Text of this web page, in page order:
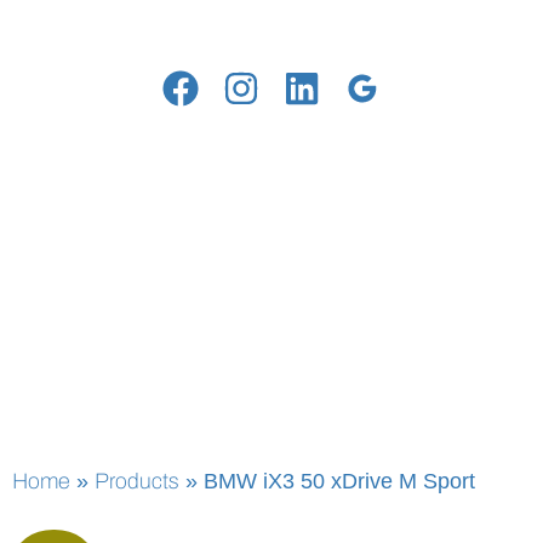
Home » Products » BMW iX3 50 xDrive M Sport